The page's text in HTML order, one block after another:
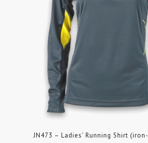
JN473 – Ladies’ Running Shirt